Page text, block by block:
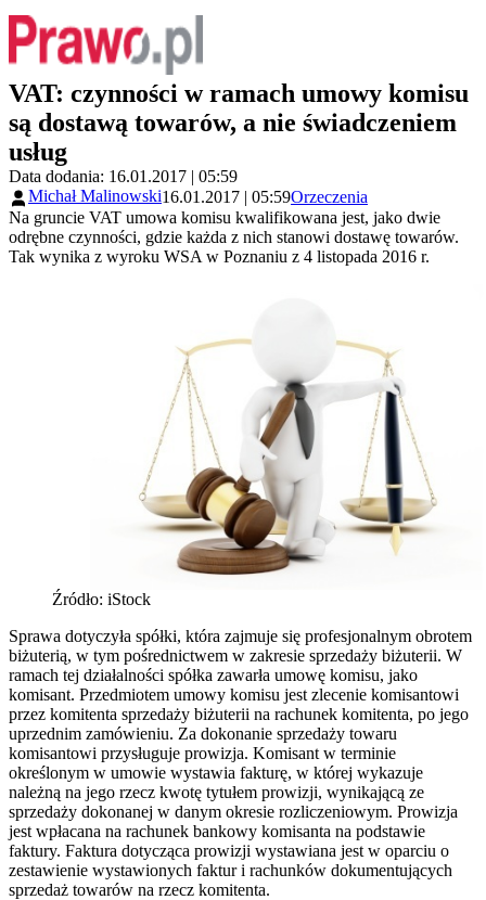
VAT: czynności w ramach umowy komisu
są dostawą towarów, a nie świadczeniem
usług
Data dodania: 16.01.2017 | 05:59
Michał Malinowski16.01.2017 | 05:59Orzeczenia
Na gruncie VAT umowa komisu kwalifikowana jest, jako dwie
odrębne czynności, gdzie każda z nich stanowi dostawę towarów.
Tak wynika z wyroku WSA w Poznaniu z 4 listopada 2016 r.
Źródło: iStock
Sprawa dotyczyła spółki, która zajmuje się profesjonalnym obrotem
biżuterią, w tym pośrednictwem w zakresie sprzedaży biżuterii. W
ramach tej działalności spółka zawarła umowę komisu, jako
komisant. Przedmiotem umowy komisu jest zlecenie komisantowi
przez komitenta sprzedaży biżuterii na rachunek komitenta, po jego
uprzednim zamówieniu. Za dokonanie sprzedaży towaru
komisantowi przysługuje prowizja. Komisant w terminie
określonym w umowie wystawia fakturę, w której wykazuje
należną na jego rzecz kwotę tytułem prowizji, wynikającą ze
sprzedaży dokonanej w danym okresie rozliczeniowym. Prowizja
jest wpłacana na rachunek bankowy komisanta na podstawie
faktury. Faktura dotycząca prowizji wystawiana jest w oparciu o
zestawienie wystawionych faktur i rachunków dokumentujących
sprzedaż towarów na rzecz komitenta.